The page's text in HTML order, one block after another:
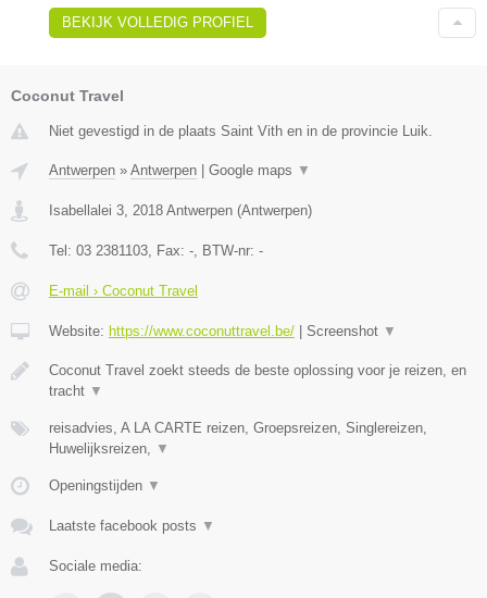
BEKIJK VOLLEDIG PROFIEL
Coconut Travel
Niet gevestigd in de plaats Saint Vith en in de provincie Luik.
Antwerpen » Antwerpen Google maps ▼
Isabellalei 3 2018 Antwerpen (Antwerpen)
Tel: 03 2381103 , Fax: - , BTW-nr: -
E-mail › Coconut Travel
Website: https://www.coconuttravel.be/ Screenshot ▼
Coconut Travel zoekt steeds de beste oplossing voor je reizen, en
tracht ▼
reisadvies, A LA CARTE reizen, Groepsreizen, Singlereizen,
Huwelijksreizen,
▼
Openingstijden ▼
Laatste facebook posts ▼
Sociale media: